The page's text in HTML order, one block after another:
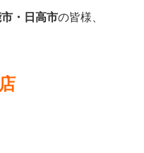
・日高市の皆様、